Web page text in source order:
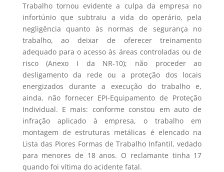
Trabalho tornou evidente a culpa da empresa no
infortúnio que subtraiu a vida do operário, pela
negligência quanto às normas de segurança no
trabalho, ao deixar de oferecer treinamento
adequado para o acesso às áreas controladas ou de
risco (Anexo I da NR-10); não proceder ao
desligamento da rede ou a proteção dos locais
energizados durante a execução do trabalho e,
ainda, não fornecer EPI-Equipamento de Proteção
Individual. E mais: conforme constou em auto de
infração aplicado à empresa, o trabalho em
montagem de estruturas metálicas é elencado na
Lista das Piores Formas de Trabalho Infantil, vedado
para menores de 18 anos. O reclamante tinha 17
quando foi vítima do acidente fatal.